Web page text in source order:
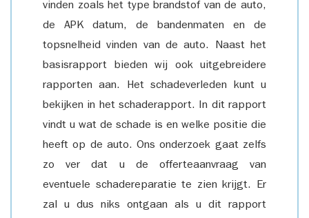
vinden zoals het type brandstof van de auto,
de APK datum, de bandenmaten en de
topsnelheid vinden van de auto. Naast het
basisrapport bieden wij ook uitgebreidere
rapporten aan. Het schadeverleden kunt u
bekijken in het schaderapport. In dit rapport
vindt u wat de schade is en welke positie die
heeft op de auto. Ons onderzoek gaat zelfs
zo ver dat u de offerteaanvraag van
eventuele schadereparatie te zien krijgt. Er
zal u dus niks ontgaan als u dit rapport